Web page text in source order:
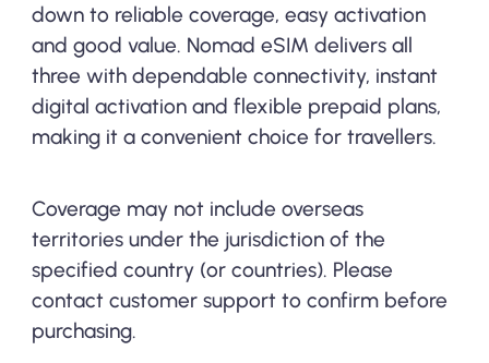
down to reliable coverage, easy activation
and good value. Nomad eSIM delivers all
three with dependable connectivity, instant
digital activation and flexible prepaid plans,
making it a convenient choice for travellers.
Coverage may not include overseas
territories under the jurisdiction of the
specified country (or countries). Please
contact customer support to confirm before
purchasing.